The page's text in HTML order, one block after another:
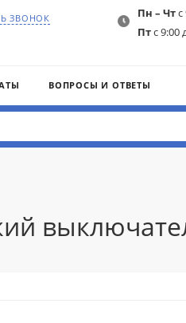
ЗВОНОК Пн – Чтс
Птс 9:00
ВОПРОСЫ И ОТВЕТЫ